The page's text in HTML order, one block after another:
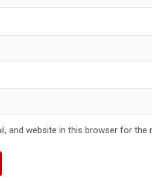
and website in this browser for the